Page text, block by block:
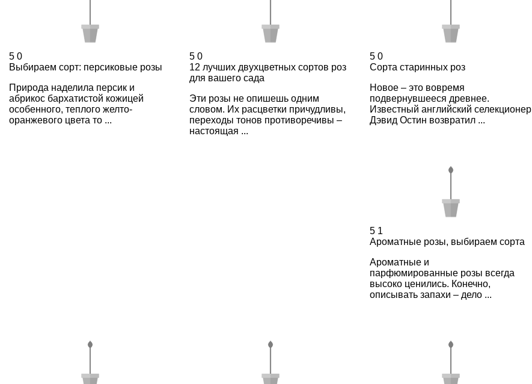
5 0
Выбираем сорт: персиковые розы
Природа наделила персик и
абрикос бархатистой кожицей
особенного, теплого желто-
оранжевого цвета то ...
5 0
12 лучших двухцветных сортов роз
для вашего сада
Эти розы не опишешь одним
словом. Их расцветки причудливы,
переходы тонов противоречивы –
настоящая ...
5 0
Сорта старинных роз
Новое – это вовремя
подвернувшееся древнее.
Известный английский селекционер
Дэвид Остин возвратил ...
5 1
Ароматные розы, выбираем сорта
Ароматные и
парфюмированные розы всегда
высоко ценились. Конечно,
описывать запахи – дело ...